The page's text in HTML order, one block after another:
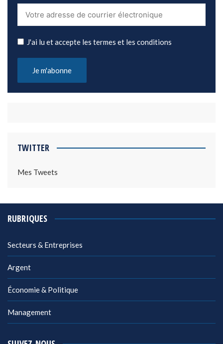
J'ai lu et accepte les termes et les conditions
TWITTER
Mes Tweets
RUBRIQUES
Secteurs & Entreprises
Argent
Économie & Politique
Management